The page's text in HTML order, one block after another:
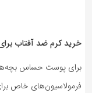
کرم ضد آفتاب برای
پوست حساس بچه‌ها،
خاص برای